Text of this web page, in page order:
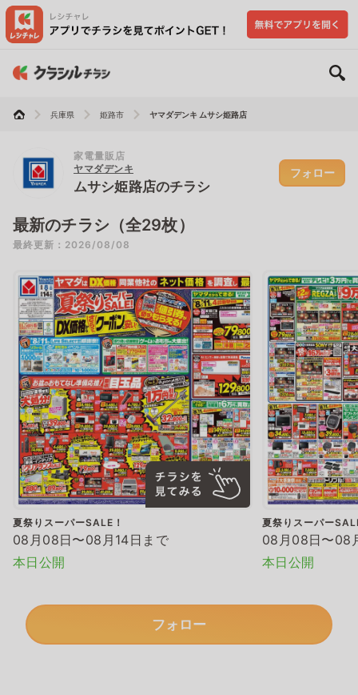
兵庫県 姫路市 ヤマダデンキ ムサシ姫路店
家電量販店
ヤマダデンキ
ムサシ姫路店のチラシ
フォロー
最新のチラシ（全29枚）
最終更新：2026/08/08
夏祭りスーパーSALE！
08月08日〜08月14日まで
本日公開
夏祭りスーパー
08月08日〜08
本日公開
フォロー